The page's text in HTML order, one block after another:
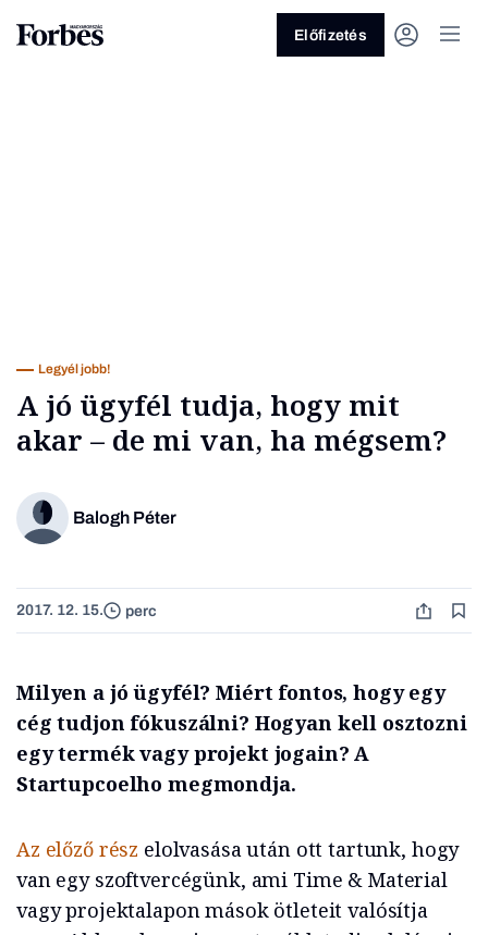
Üzlet
Előfizetés
Legyél jobb!
A jó ügyfél tudja, hogy mit
akar – de mi van, ha mégsem?
Balogh Péter
2017. 12. 15. perc
Milyen a jó ügyfél? Miért fontos, hogy egy
cég tudjon fókuszálni? Hogyan kell osztozni
egy termék vagy projekt jogain? A
Startupcoelho megmondja.
Az előző rész elolvasása után ott tartunk, hogy
van egy szoftvercégünk, ami Time & Material
vagy projektalapon mások ötleteit valósítja